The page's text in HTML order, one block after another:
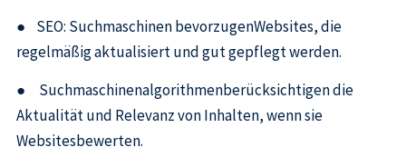
● SEO: Suchmaschinen bevorzugenWebsites, die
regelmäßig aktualisiert und gut gepflegt werden.
● Suchmaschinenalgorithmenberücksichtigen die
Aktualität und Relevanz von Inhalten, wenn sie
Websitesbewerten.